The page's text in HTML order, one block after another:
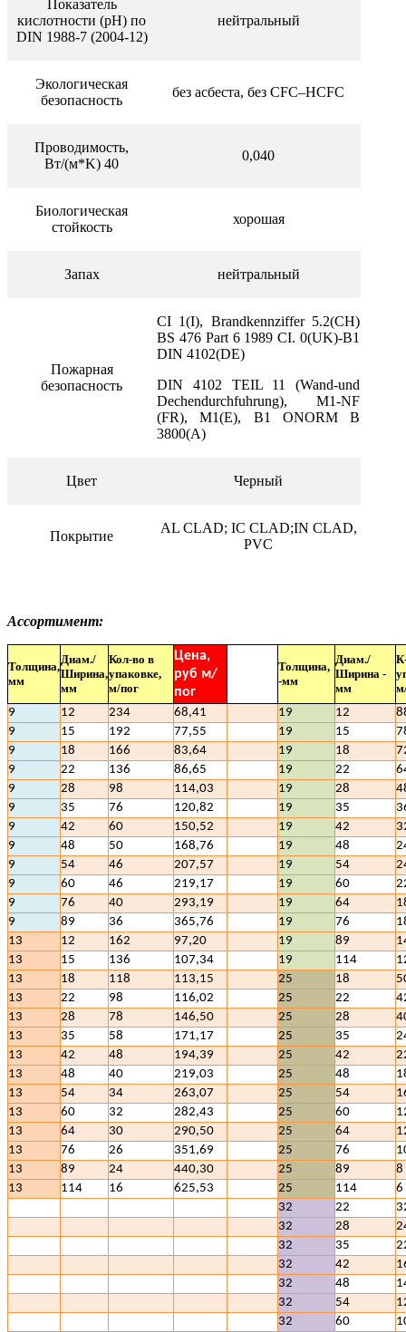
Показатель
кислотности (pH) по
DIN 1988-7 (2004-12)
нейтральный
Экологическая
безопасность
без асбеста, без CFC–HCFC
Проводимость,
Bт/(м*K) 40
0,040
Биологическая
стойкость
хорошая
Запах нейтральный
Пожарная
безопасность
CI 1(I), Brandkennziffer 5.2(CH)
BS 476 Part 6 1989 CI. 0(UK)-B1
DIN 4102(DE)
DIN 4102 TEIL 11 (Wand-und
Dechendurchfuhrung), M1-NF
(FR), M1(E), B1 ONORM B
3800(А)
Цвет Черный
Покрытие
AL CLAD; IC CLAD;IN CLAD,
PVC
Ассортимент:
Толщина,
мм
Диам./
Ширина,
мм
Кол-во в
упаковке,
м/пог
Цена,
руб м/
пог
Толщина,
-мм
Диам./
Ширина -
мм
9
12 234 68,41 19 12
9
15 192 77,55 19 15
9
18 166 83,64 19 18
9
22 136 86,65 19 22
9
28 98 114,03 19 28
9
35 76 120,82 19 35
9
42 60 150,52 19 42
9
48 50 168,76 19 48
9
54 46 207,57 19 54
9
60 46 219,17 19 60
9
76 40 293,19 19 64
9
89 36 365,76 19 76
13
12 162 97,20 19 89
13
15 136 107,34 19 114
13
18 118 113,15 25 18
13
22 98 116,02 25 22
13
28 78 146,50 25 28
13
35 58 171,17 25 35
13
42 48 194,39 25 42
13
48 40 219,03 25 48
13
54 34 263,07 25 54
13
60 32 282,43 25 60
13
64 30 290,50 25 64
13
76 26 351,69 25 76
13
89 24 440,30 25 89
8
13
114 16 625,53 25 114
6
32
22
32
28
32
35
32
42
32
48
32
54
32
60